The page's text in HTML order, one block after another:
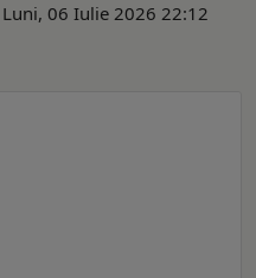
06 Iulie 2026 22:12